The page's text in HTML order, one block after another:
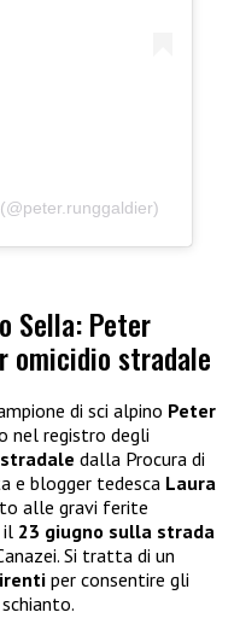
Sella: Peter
omicidio stradale
di sci alpino Peter
nel registro degli
dalla Procura di
e blogger tedesca Laura
alle gravi ferite
il 23 giugno sulla strada
Si tratta di un
per consentire gli